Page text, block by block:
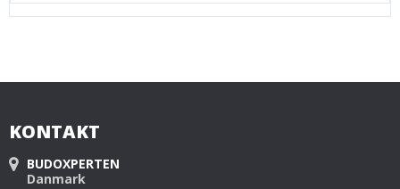
KONTAKT
BUDOXPERTEN
Danmark